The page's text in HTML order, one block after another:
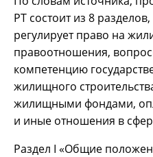
РТ состоит из 8
регулирует право на
правоотношения,
компетенцию
жилищного
жилищными фондами,
и иные отношения в
Раздел I «Общие